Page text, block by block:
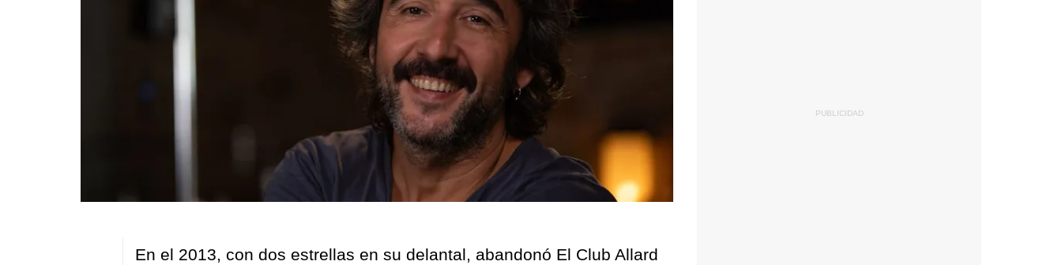
En el 2013, con dos estrellas en su delantal, abandonó El Club Allard